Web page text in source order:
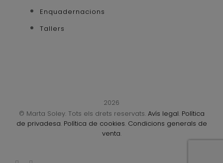
Enquadernacions
Tallers
2026
© Marta Soley. Tots els drets reservats. Avís legal. Política
de privadesa. Política de cookies. Condicions generals de
venta.